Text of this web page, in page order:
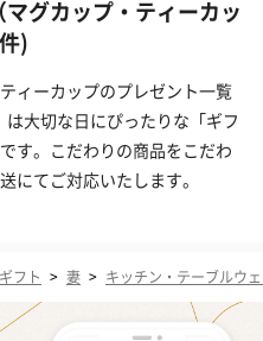
グカップ・ティーカッ
)
ィーカップのプレゼント一覧
大切な日にぴったりな「ギフ
す。こだわりの商品をこだわ
にてご対応いたします。
フト > 妻 > キッチン・テーブルウ